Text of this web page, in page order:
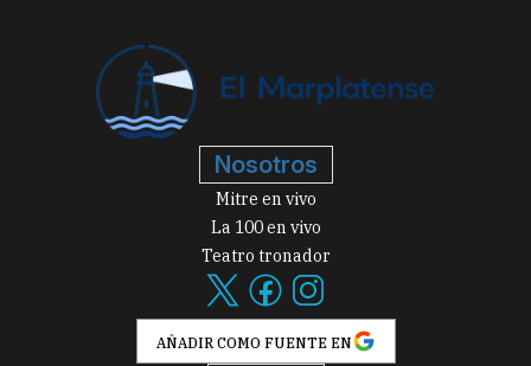
Nosotros
Mitre en vivo
La 100 en vivo
Teatro tronador
AÑADIR COMO FUENTE EN